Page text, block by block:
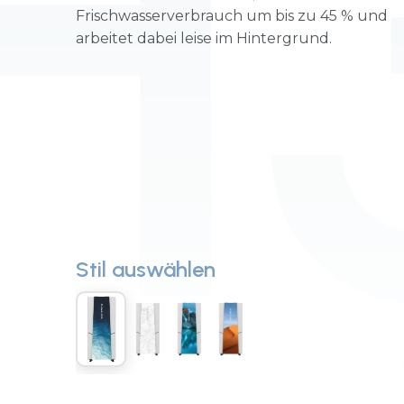
Frischwasserverbrauch um bis zu 45 % und
arbeitet dabei leise im Hintergrund.
Stil auswählen